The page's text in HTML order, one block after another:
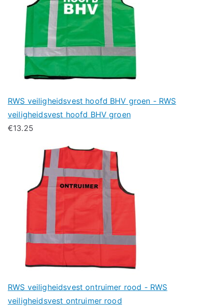
RWS veiligheidsvest hoofd BHV groen - RWS
veiligheidsvest hoofd BHV groen
€13.25
RWS veiligheidsvest ontruimer rood - RWS
veiligheidsvest ontruimer rood